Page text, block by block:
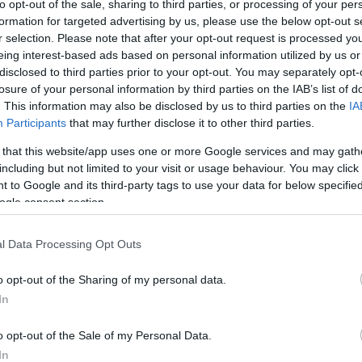
opt-out of the sale, sharing to third parties, or processing of your
for targeted advertising by us, please use the below opt-out
selection. Please note that after your opt-out request is processed
interest-based ads based on personal information utilized by us
to third parties prior to your opt-out. You may separately
of your personal information by third parties on the IAB’s list of
This information may also be disclosed by us to third parties on the
Participants that may further disclose it to other third parties.
that this website/app uses one or more Google services and may
but not limited to your visit or usage behaviour. You may
to Google and its third-party tags to use your data for below
consent section.
Data Processing Opt Outs
opt-out of the Sharing of my personal data.
opt-out of the Sale of my Personal Data.
Link másolása
korukban látnak először felnőtt filmet.
hívószava az interneten a
nézése a kamaszoknál súlyos
is okozhat.